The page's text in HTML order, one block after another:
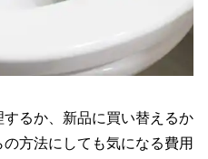
るか、新品に買い替えるか
方法にしても気になる費用